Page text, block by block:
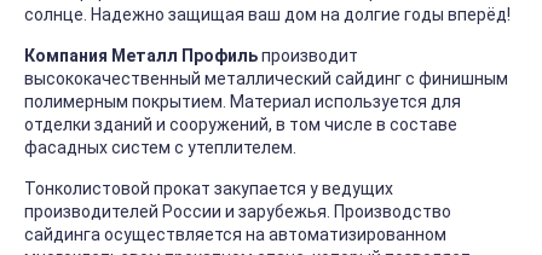
солнце. Надежно защищая ваш дом на долгие годы вперёд!
Компания Металл Профильпроизводит
высококачественный металлический сайдинг с финишным
полимерным покрытием. Материал используется для
отделки зданий и сооружений, в том числе в составе
фасадных систем с утеплителем.
Тонколистовой прокат закупается у ведущих
производителей России и зарубежья. Производство
сайдинга осуществляется на автоматизированном